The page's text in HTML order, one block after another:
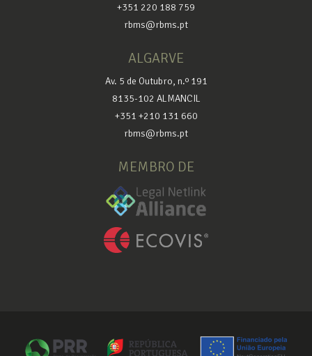
+351 220 188 759
rbms@rbms.pt
ALGARVE
Av. 5 de Outubro, n.º 191
8135-102 ALMANCIL
+351 +210 131 660
rbms@rbms.pt
MEMBRO DE